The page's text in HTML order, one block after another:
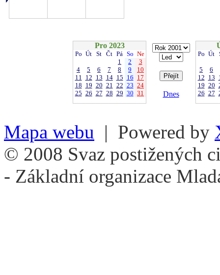
Pro 2023
Po Út St Čt Pá So Ne
1
2
3
4
5 6 7 8 9
10
11 12 13 14 15 16 17
18 19 20 21 22 23 24
25 26 27 28 29 30 31 Dnes
Po Út
5
6
12 13
19 20
26 27
Mapa webu | Powered by
© 2008 Svaz postižených
- Základní organizace